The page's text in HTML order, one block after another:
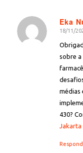
Eka
diz:
18/11/
sobre a
médias
430?
Jakarta